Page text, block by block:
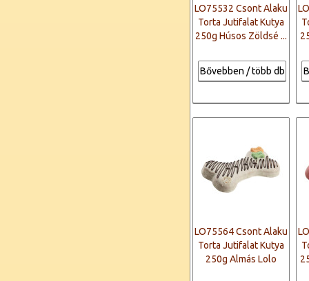
LO75532 Csont Alaku
Torta Jutifalat Kutya
250g Húsos Zöldsé ...
Bővebben / több db
LO75564 Csont Alaku
Torta Jutifalat Kutya
250g Almás Lolo